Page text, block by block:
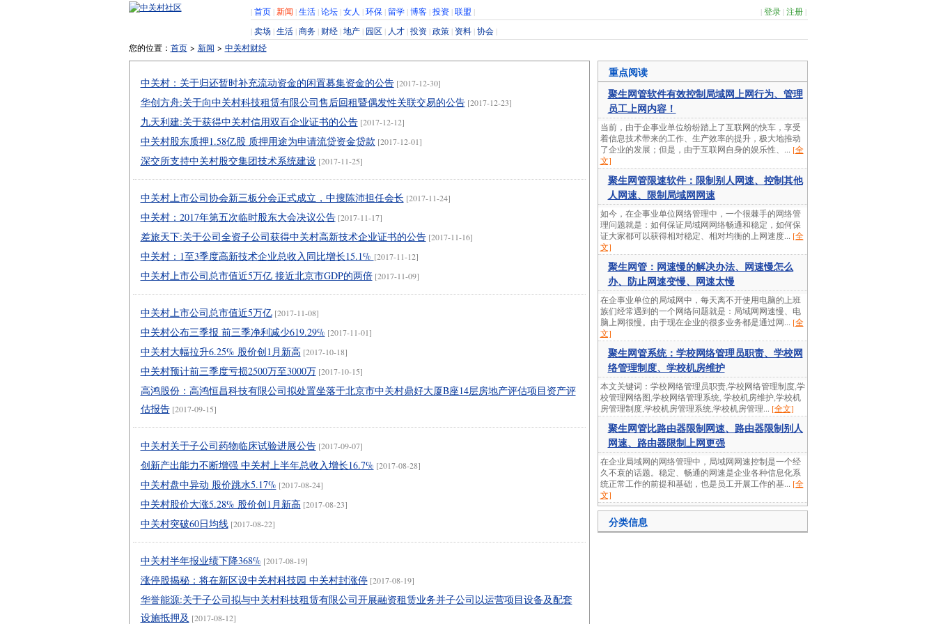
|登录|注册|
|首页|新闻 |生活|论坛|女人 |环保| 留学|博客|投资|联盟 |
|卖场|生活|商务| 财经|地产| 园区| 人才|投资|政策| 资料|协会|
您的位置： 首页> 新闻 > 中关村财经
中关村：关于归还暂时补充流动资金的闲置募集资金的公告[2017-12-30]
华创方舟:关于向中关村科技租赁有限公司售后回租暨偶发性关联交易的公告[2017-12-23]
九天利建:关于获得中关村信用双百企业证书的公告[2017-12-12]
中关村股东质押1.58亿股 质押用途为申请流贷资金贷款 [2017-12-01]
深交所支持中关村股交集团技术系统建设[2017-11-25]
中关村上市公司协会新三板分会正式成立，中搜陈沛担任会长 [2017-11-24]
中关村：2017年第五次临时股东大会决议公告[2017-11-17]
差旅天下:关于公司全资子公司获得中关村高新技术企业证书的公告[2017-11-16]
中关村：1至3季度高新技术企业总收入同比增长15.1% [2017-11-12]
中关村上市公司总市值近5万亿 接近北京市GDP的两倍[2017-11-09]
中关村上市公司总市值近5万亿[2017-11-08]
中关村公布三季报 前三季净利减少619.29% [2017-11-01]
中关村大幅拉升6.25% 股价创1月新高 [2017-10-18]
中关村预计前三季度亏损2500万至3000万[2017-10-15]
高鸿股份：高鸿恒昌科技有限公司拟处置坐落于北京市中关村鼎好大厦B座14层房地产评估项目资产评
估报告[2017-09-15]
中关村关于子公司药物临床试验进展公告[2017-09-07]
创新产出能力不断增强 中关村上半年总收入增长16.7% [2017-08-28]
中关村盘中异动 股价跳水5.17% [2017-08-24]
中关村股价大涨5.28% 股价创1月新高 [2017-08-23]
中关村突破60日均线[2017-08-22]
中关村半年报业绩下降368% [2017-08-19]
涨停股揭秘：将在新区设中关村科技园 中关村封涨停[2017-08-19]
华誉能源:关于子公司拟与中关村科技租赁有限公司开展融资租赁业务并子公司以运营项目设备及配套
设施抵押及 [2017-08-12]
重点阅读
聚生网管软件有效控制局域网上网行为、管理
员工上网内容！
当前，由于企事业单位纷纷踏上了互联网的快车，享受
着信息技术带来的工作、生产效率的提升，极大地推动
了企业的发展；但是，由于互联网自身的娱乐性、... [全
文]
聚生网管限速软件：限制别人网速、控制其他
人网速、限制局域网网速
如今，在企事业单位网络管理中，一个很棘手的网络管
理问题就是：如何保证局域网网络畅通和稳定，如何保
证大家都可以获得相对稳定、相对均衡的上网速度... [全
文]
聚生网管：网速慢的解决办法、网速慢怎么
办、防止网速变慢、网速太慢
在企事业单位的局域网中，每天离不开使用电脑的上班
族们经常遇到的一个网络问题就是：局域网网速慢、电
脑上网很慢。由于现在企业的很多业务都是通过网... [全
文]
聚生网管系统：学校网络管理员职责、学校网
络管理制度、学校机房维护
本文关键词：学校网络管理员职责,学校网络管理制度,学
校管理网络图,学校网络管理系统, 学校机房维护,学校机
房管理制度,学校机房管理系统,学校机房管理... [全文]
聚生网管比路由器限制网速、路由器限制别人
网速、路由器限制上网更强
在企业局域网的网络管理中，局域网网速控制是一个经
久不衰的话题。稳定、畅通的网速是企业各种信息化系
统正常工作的前提和基础，也是员工开展工作的基... [全
文]
分类信息